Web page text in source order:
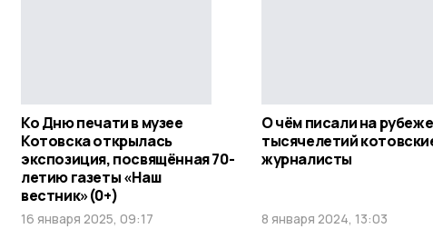
Ко Дню печати в музее
Котовска открылась
экспозиция, посвящённая 70-
летию газеты «Наш
вестник»(0+)
16 января 2025, 09:17
О чём писали на рубеже
тысячелетий
журналисты
8 января 2024, 13:03